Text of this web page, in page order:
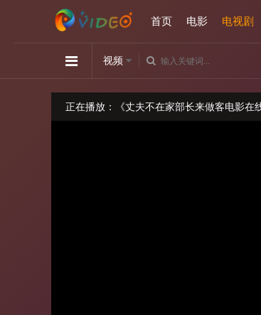
首页 电影 电视剧
视频
正在播放：《丈夫不在家部长来做客电影在